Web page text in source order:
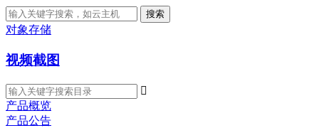
搜索
对象存储
视频截图

产品概览
产品公告